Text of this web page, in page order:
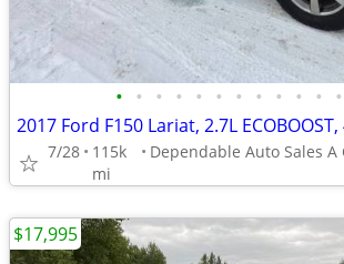
• • • • • • • • • • • •
7/28
115k
mi
$17,995